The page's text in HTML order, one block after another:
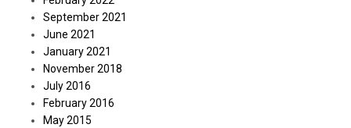
September 2021
June 2021
January 2021
November 2018
July 2016
February 2016
May 2015